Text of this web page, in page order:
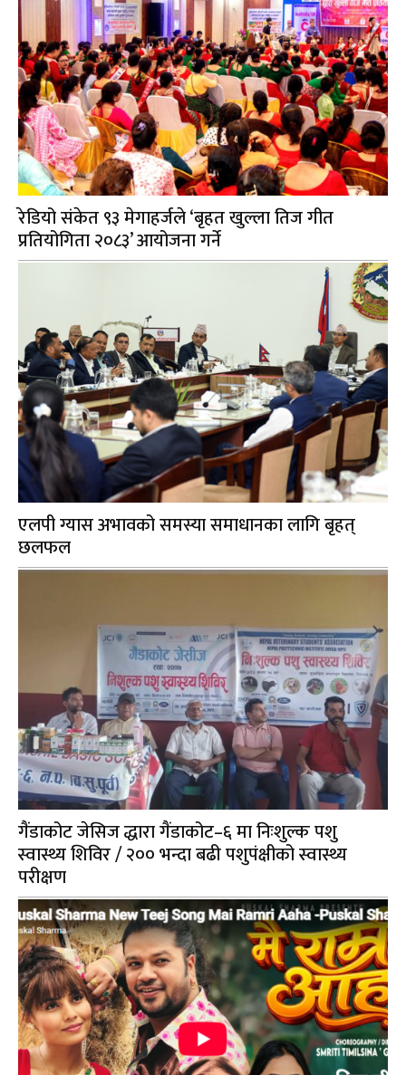
रेडियो संकेत ९३ मेगाहर्जले ‘बृहत खुल्ला तिज गीत
प्रतियोगिता २०८३’ आयोजना गर्ने
एलपी ग्यास अभावको समस्या समाधानका लागि बृहत्
छलफल
गैंडाकोट जेसिज द्धारा गैंडाकोट–६ मा निःशुल्क पशु
स्वास्थ्य शिविर / २०० भन्दा बढी पशुपंक्षीको स्वास्थ्य
परीक्षण